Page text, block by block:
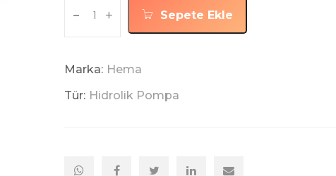
- + Sepete Ekle
Marka: Hema
Tür: Hidrolik Pompa